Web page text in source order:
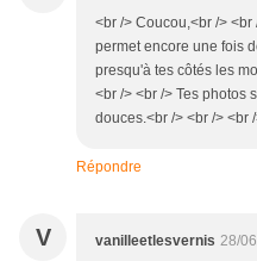
<br /> Coucou,<br />
permet encore une fois
presqu'à tes côtés les
<br /> <br /> Tes photos
douces.<br /> <br /> <br
Répondre
V vanilleetlesvernis 28/